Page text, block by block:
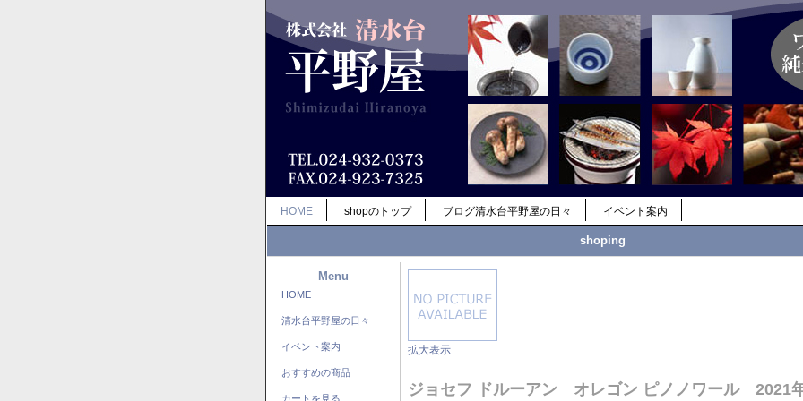
HOME shopのトップ ブログ清水台平野屋の日々 イベント案内
shoping
Menu
HOME
清水台平野屋の日々
イベント案内
おすすめの商品
カートを見る
拡大表示
ジョセフ ドルーアン オレゴン ピノノワール 2021